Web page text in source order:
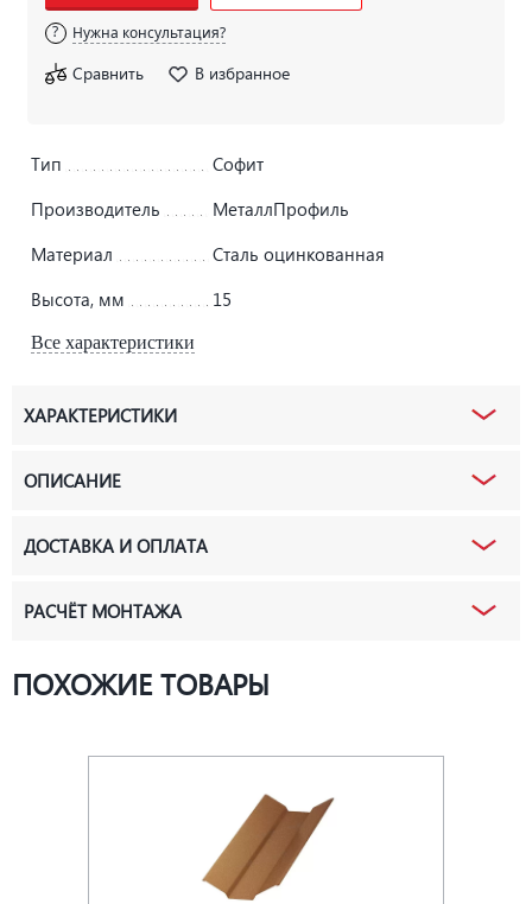
Нужна консультация?
Сравнить В избранное
Тип
Софит
Производитель
МеталлПрофиль
Материал
Сталь оцинкованная
Высота, мм
15
Все характеристики
ХАРАКТЕРИСТИКИ
ОПИСАНИЕ
ДОСТАВКА И ОПЛАТА
РАСЧЁТ МОНТАЖА
ПОХОЖИЕ ТОВАРЫ